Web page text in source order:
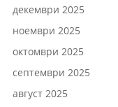
декември 2025
ноември 2025
октомври 2025
септември 2025
август 2025